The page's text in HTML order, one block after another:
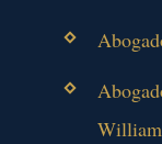
William